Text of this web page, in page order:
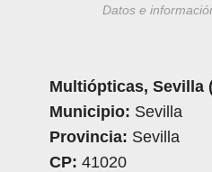
Datos e
Multiópticas, Sevilla
Municipio: Sevilla
Provincia: Sevilla
CP: 41020